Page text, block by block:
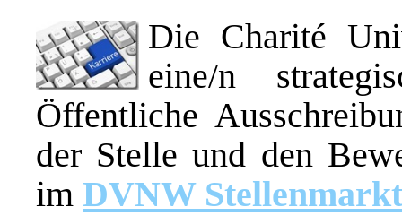
Die Charité
eine/n s
Öffentliche
der Stelle und den
im DVNW Stellenmarkt